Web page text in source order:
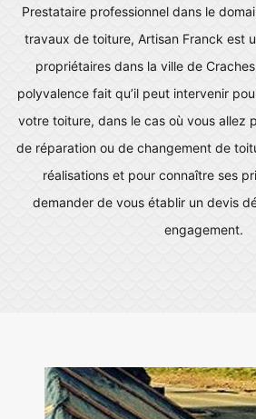
Prestataire professionnel dans le
travaux de toiture, Artisan Franck est
propriétaires dans la ville de
polyvalence fait qu’il peut intervenir
votre toiture, dans le cas où vous allez
de réparation ou de changement de
réalisations et pour connaître ses
demander de vous établir un devis
engagement.